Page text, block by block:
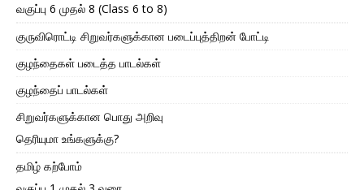
வகுப்பு 6 முதல் 8 (Class 6 to 8)
குருவிரொட்டி சிறுவர்களுக்கான படைப்புத்திறன் போட்டி
குழந்தைகள் படைத்த பாடல்கள்
குழந்தைப் பாடல்கள்
சிறுவர்களுக்கான பொது அறிவு
தெரியுமா உங்களுக்கு?
தமிழ் கற்போம்